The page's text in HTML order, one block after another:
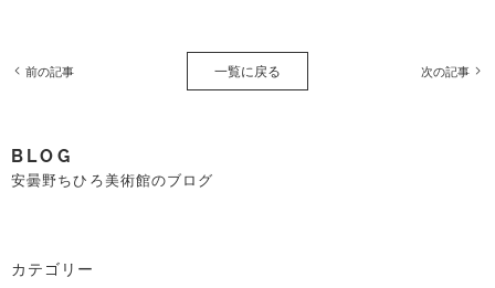
前の記事 一覧に戻る 次の記事
BLOG
安曇野ちひろ美術館のブログ
カテゴリー